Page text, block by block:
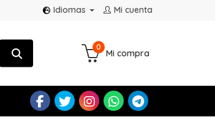
Mi cuenta
Idiomas
Mi compra
0